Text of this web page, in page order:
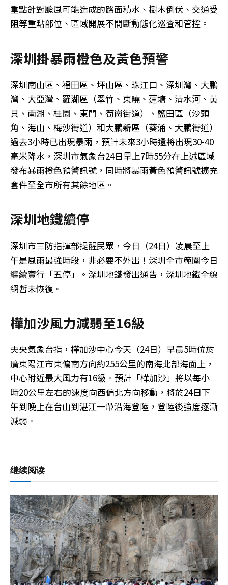
重點針對颱風可能造成的路面積水、樹木倒伏、交通受
阻等重點部位、區域開展不間斷動態化巡查和管控。
深圳掛暴雨橙色及黃色預警
深圳南山區、福田區、坪山區、珠江口、深圳灣、大鵬
灣、大亞灣、羅湖區（翠竹、東曉、蓮塘、清水河、黃
貝、南湖、桂園、東門、筍崗街道）、鹽田區（沙頭
角、海山、梅沙街道）和大鵬新區（葵涌、大鵬街道）
過去3小時已出現暴雨，預計未來3小時還將出現30-40
毫米降水，深圳市氣象台24日早上7時55分在上述區域
發布暴雨橙色預警訊號，同時將暴雨黃色預警訊號擴充
套件至全市所有其餘地區。
深圳地鐵續停
深圳市三防指揮部提醒民眾，今日（24日）凌晨至上
午是風雨最強時段，非必要不外出！深圳全市範圍今日
繼續實行「五停」。深圳地鐵發出通告，深圳地鐵全線
網暫未恢復。
樺加沙風力減弱至16級
央央氣象台指，樺加沙中心今天（24日）早晨5時位於
廣東陽江市東偏南方向約255公里的南海北部海面上，
中心附近最大風力有16級。預計「樺加沙」將以每小
時20公里左右的速度向西偏北方向移動，將於24日下
午到晚上在台山到湛江一帶沿海登陸，登陸後強度逐漸
減弱。
继续阅读